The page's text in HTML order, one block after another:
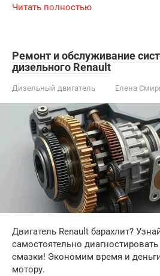
Читать полностью
Ремонт и обслуживание
дизельного Renault
Дизельный двигатель Елена
Двигатель Renault барахлит?
самостоятельно
смазки! Экономим время и
мотору.